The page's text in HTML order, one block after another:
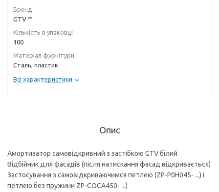
Бренд
GTV ™
Кількість в упаковці
100
Матеріал фурнітури
Сталь, пластик
Всі характеристики
Опис
Амортизатор самовідкривний з застібкою GTV білий
Відбійник для фасадів (після натискання фасад відкривається)
Застосування з самовідкриваючимся петлею (ZP-P0H045- ...) і
петлею без пружини ZP-COCA450- ...)